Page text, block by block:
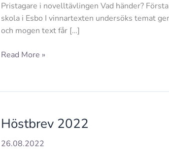
Pristagare i novelltävlingen Vad händer?
skola i Esbo I vinnartexten undersöks temat
och mogen text får […]
Kolumnister
premierades
Helsingfors
bokmässa
24.10.2025
Read More »
Höstbrev 2022
26.08.2022